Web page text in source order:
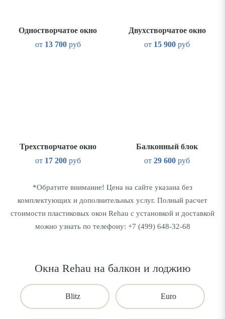
Одностворчатое окно
от 13 700руб
Двухстворчатое окно
от 15 900 руб
Трехстворчатое окно
от 17 200руб
Балконный блок
от29 600 руб
*Обратите внимание! Цена на сайте указана без
комплектующих и дополнительных услуг. Полный расчет
стоимости пластиковых окон Rehau с установкой и доставкой
можно узнать по телефону: +7 (499) 648-32-68
Окна Rehau на балкон и лоджию
Blitz Euro